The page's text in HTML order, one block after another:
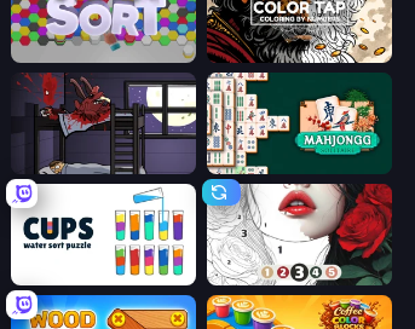
Color Tap: Coloring by Numbers
The Visitor Mahjongg Solitaire
Cups - Water Sort Puzzle Numicolor